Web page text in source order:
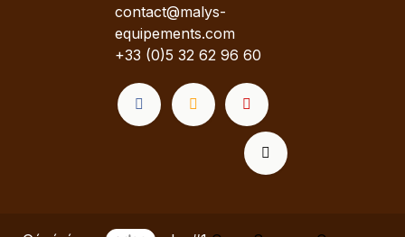
contact@malys-
equipements.com
+33 (0)5 32 62 96 60